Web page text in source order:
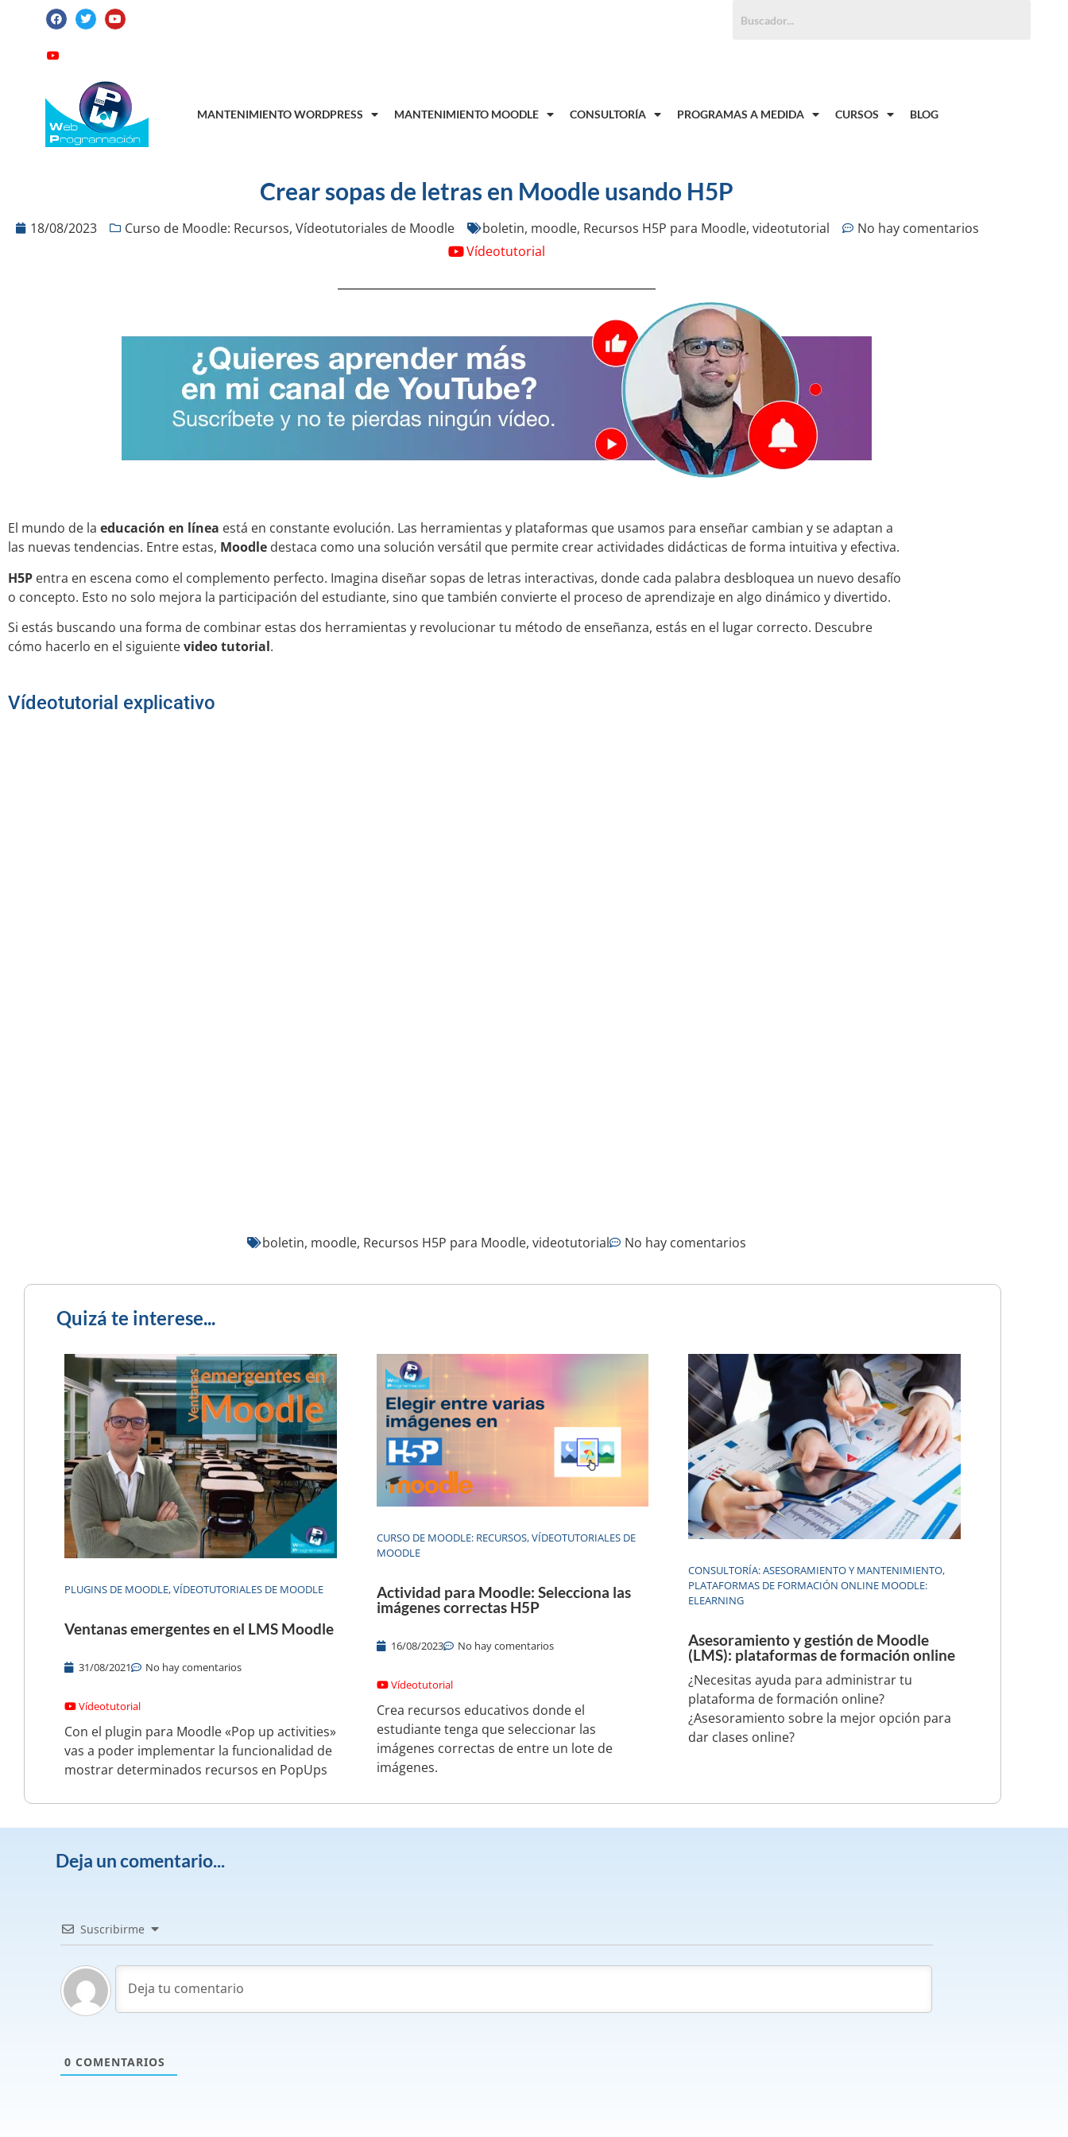
MANTENIMIENTO WORDPRESS MANTENIMIENTO MOODLE CONSULTORÍA PROGRAMAS A MEDIDA CURSOS BLOG
Crear sopas de letras en Moodle usando H5P
18/08/2023 Curso de Moodle: Recursos, Vídeotutoriales de Moodle boletin, moodle, Recursos H5P para Moodle, videotutorial
No hay comentarios
Vídeotutorial
El mundo de la educación en línea está en constante evolución. Las herramientas y plataformas que usamos para enseñar cambian y se adaptan a
las nuevas tendencias. Entre estas, Moodle destaca como una solución versátil que permite crear actividades didácticas de forma intuitiva y efectiva.
H5P entra en escena como el complemento perfecto. Imagina diseñar sopas de letras interactivas, donde cada palabra desbloquea un nuevo desafío
o concepto. Esto no solo mejora la participación del estudiante, sino que también convierte el proceso de aprendizaje en algo dinámico y divertido.
Si estás buscando una forma de combinar estas dos herramientas y revolucionar tu método de enseñanza, estás en el lugar correcto. Descubre
cómo hacerlo en el siguientevideo tutorial.
Vídeotutorial explicativo
boletin, moodle, Recursos H5P para Moodle, videotutorial No hay comentarios
Quizá te interese...
PLUGINS DE MOODLE,VÍDEOTUTORIALES DE MOODLE
Ventanas emergentes en el LMS Moodle
31/08/2021 No hay comentarios
Vídeotutorial
Con el plugin para Moodle «Pop up activities»
vas a poder implementar la funcionalidad de
mostrar determinados recursos en PopUps
CURSO DE MOODLE: RECURSOS,VÍDEOTUTORIALES DE
MOODLE
Actividad para Moodle: Selecciona las
imágenes correctas H5P
16/08/2023 No hay comentarios
Vídeotutorial
Crea recursos educativos donde el
estudiante tenga que seleccionar las
imágenes correctas de entre un lote de
imágenes.
CONSULTORÍA: ASESORAMIENTO Y MANTENIMIENTO,
PLATAFORMAS DE FORMACIÓN ONLINE MOODLE:
ELEARNING
Asesoramiento y gestión de Moodle
(LMS): plataformas de formación online
¿Necesitas ayuda para administrar tu
plataforma de formación online?
¿Asesoramiento sobre la mejor opción para
dar clases online?
Deja un comentario...
Suscribirme
0 COMENTARIOS